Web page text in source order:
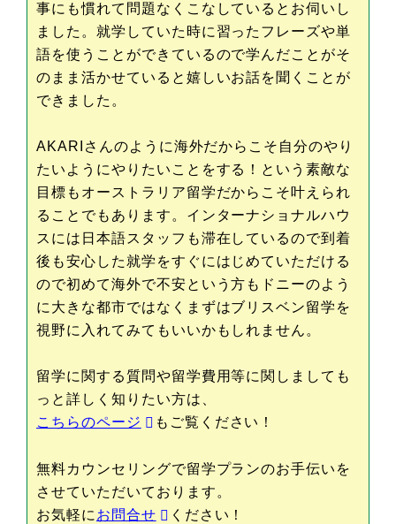
事にも慣れて問題なくこなしているとお伺いし
ました。就学していた時に習ったフレーズや単
語を使うことができているので学んだことがそ
のまま活かせていると嬉しいお話を聞くことが
できました。
AKARIさんのように海外だからこそ自分のやり
たいようにやりたいことをする！という素敵な
目標もオーストラリア留学だからこそ叶えられ
ることでもあります。インターナショナルハウ
スには日本語スタッフも滞在しているので到着
後も安心した就学をすぐにはじめていただける
ので初めて海外で不安という方もドニーのよう
に大きな都市ではなくまずはブリスベン留学を
視野に入れてみてもいいかもしれません。
留学に関する質問や留学費用等に関しましても
っと詳しく知りたい方は、
こちらのページ
もご覧ください！
無料カウンセリングで留学プランのお手伝いを
させていただいております。
お気軽に お問合せ ください！